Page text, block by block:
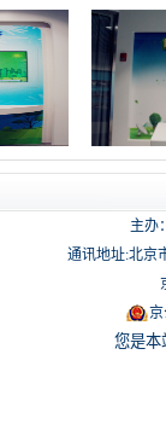
主办
通讯地址:北京
京
您是本